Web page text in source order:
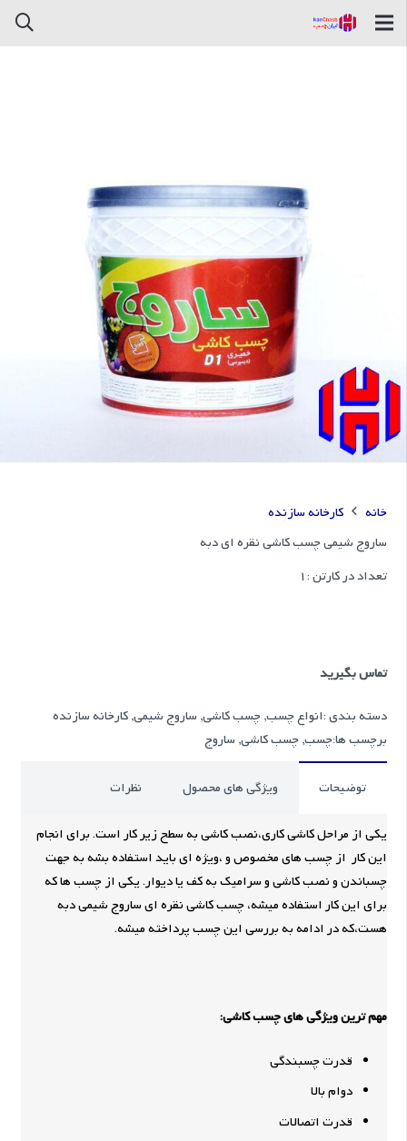
خانه
کارخانه سازنده
ساروج شیمی چسب کاشی نقره ای دبه
تعداد در کارتن :1
تماس بگیرید
دسته بندی :انواع چسب,چسب کاشی, ساروج شیمی,کارخانه سازنده
برچسب ها:چسب,چسب کاشی, ساروج
توضیحات ویژگی های محصول نظرات
یکی از مراحل کاشی کاری،نصب کاشی به سطح زیر کار است. برای انجام
این کار از چسب های مخصوص و ،ویژه ای باید استفاده بشه به جهت
چسباندن و نصب کاشی و سرامیک به کف یا دیوار. یکی از چسب ها که
برای این کار استفاده میشه، چسب کاشی نقره ای ساروج شیمی دبه
هست،که در ادامه به بررسی این چسب پرداخته میشه.
مهم ترین ویژگی های چسب کاشی:
قدرت چسبندگی
دوام بالا
قدرت اتصالات